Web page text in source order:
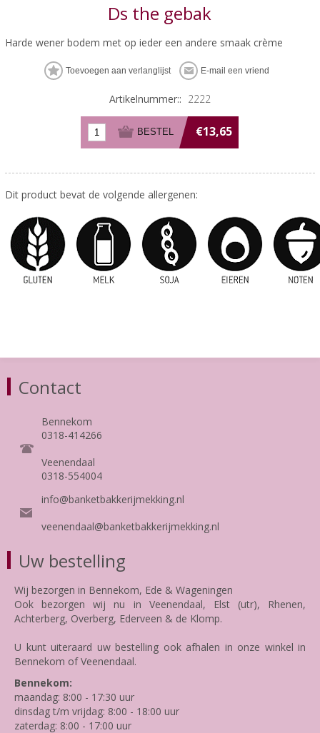
Ds the gebak
Harde wener bodem met op ieder een andere smaak crème
Artikelnummer:: 2222
€13,65
Dit product bevat de volgende allergenen:
Contact
Bennekom
0318-414266
Veenendaal
0318-554004
info@banketbakkerijmekking.nl
veenendaal@banketbakkerijmekking.nl
Uw bestelling
Wij bezorgen in Bennekom, Ede & Wageningen
Ook bezorgen wij nu in Veenendaal, Elst (utr), Rhenen,
Achterberg, Overberg, Ederveen & de Klomp.
U kunt uiteraard uw bestelling ook afhalen in onze winkel in
Bennekom of Veenendaal.
Bennekom:
maandag: 8:00 - 17:30 uur
dinsdag t/m vrijdag: 8:00 - 18:00 uur
zaterdag: 8:00 - 17:00 uur